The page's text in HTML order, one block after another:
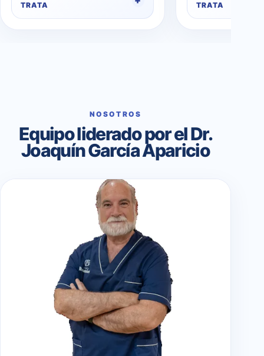
TRATA
TRATA
NOSOTROS
Equipo liderado por el Dr.
Joaquín García Aparicio